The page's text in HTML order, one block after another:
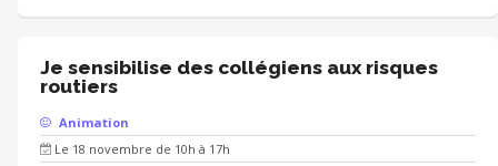
Je sensibilise des collégiens aux risques
routiers
Animation
Le 18 novembre de 10h à 17h